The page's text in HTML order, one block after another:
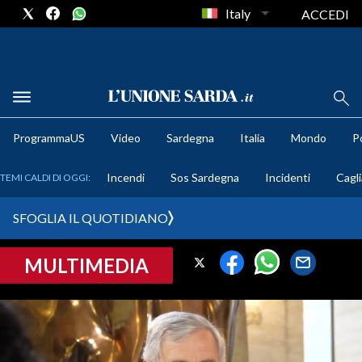
METEO
CRONACA SARDEGNA
PROVINCIA DI CAGLIARI
SULCIS IGLESIENTE
Italy ACCEDI
ProgrammaUS Video Sardegna Italia Mondo
TEMI CALDI DI OGGI: Incendi Sos Sardegna Incidenti
SFOGLIA IL QUOTIDIANO
MULTIMEDIA